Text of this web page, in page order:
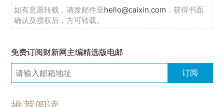
如有意愿转载，请发邮件至hello@caixin.com ，获得书面
确认及授权后，方可转载。
免费订阅财新网主编精选版电邮
订阅